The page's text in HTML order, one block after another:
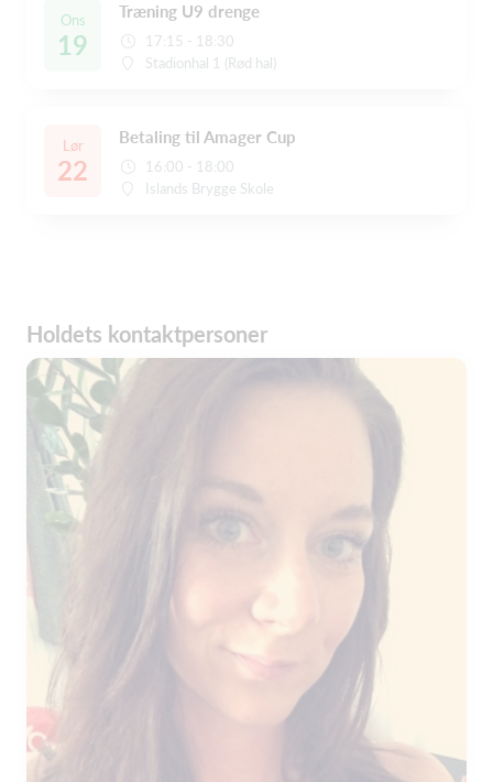
Ons
19
Træning U9 drenge
17:15 - 18:30
Stadionhal 1 (Rød hal)
Lør
22
Betaling til Amager Cup
16:00 - 18:00
Islands Brygge Skole
Holdets kontaktpersoner